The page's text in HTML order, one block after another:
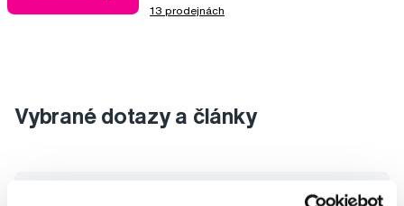
13 prodejnách
Vybrané dotazy a články